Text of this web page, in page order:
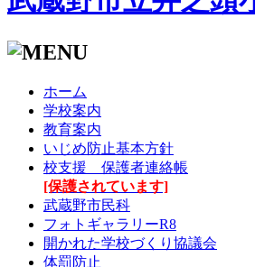
ホーム
学校案内
教育案内
いじめ防止基本方針
校支援 保護者連絡帳
[保護されています]
武蔵野市民科
フォトギャラリーR8
開かれた学校づくり協議会
体罰防止